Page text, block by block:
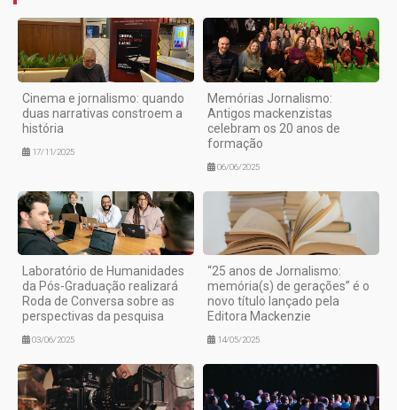
Cinema e jornalismo: quando
duas narrativas constroem a
história
17/11/2025
Memórias Jornalismo:
Antigos mackenzistas
celebram os 20 anos de
formação
06/06/2025
Laboratório de Humanidades
da Pós-Graduação realizará
Roda de Conversa sobre as
perspectivas da pesquisa
03/06/2025
“25 anos de Jornalismo:
memória(s) de gerações” é o
novo título lançado pela
Editora Mackenzie
14/05/2025